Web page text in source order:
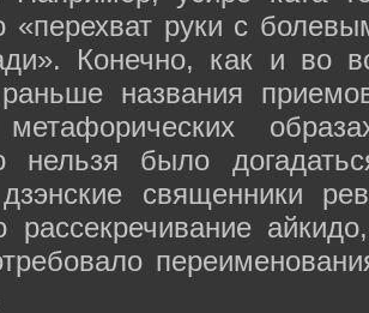
«перехват руки с
Конечно, как и во
раньше названия
метафорических
нельзя было
священники